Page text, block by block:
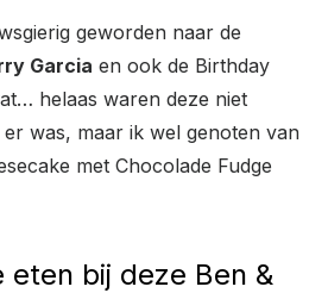
geworden naar de
Garcia en ook de Birthday
helaas waren deze niet
was, maar ik wel genoten van
met Chocolade Fudge
eten bij deze Ben &